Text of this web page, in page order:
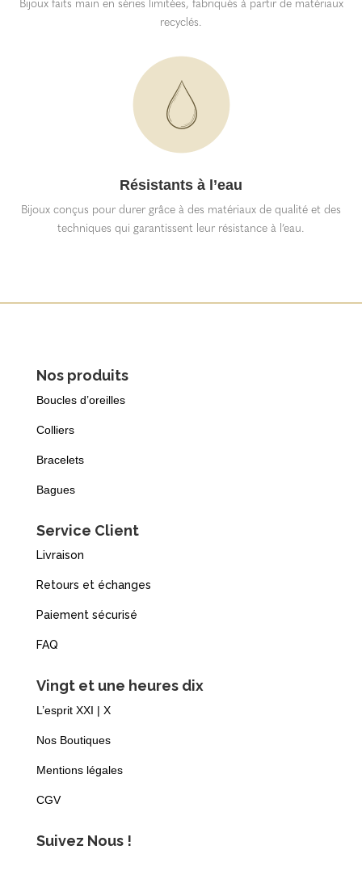
Bijoux faits main en séries limitées, fabriqués à partir de matériaux
recyclés.
Résistants à l’eau
Bijoux conçus pour durer grâce à des matériaux de qualité et des
techniques qui garantissent leur résistance à l’eau.
Nos produits
Boucles d’oreilles
Colliers
Bracelets
Bagues
Service Client
Livraison
Retours et échanges
Paiement sécurisé
FAQ
Vingt et une heures dix
L’esprit XXI | X
Nos Boutiques
Mentions légales
CGV
Suivez Nous !